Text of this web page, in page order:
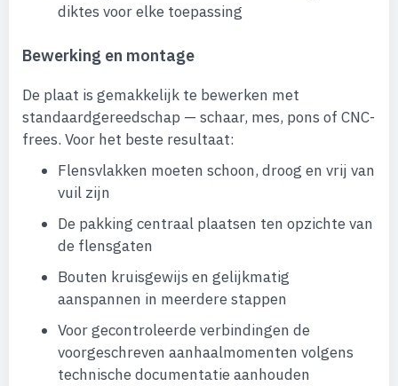
diktes voor elke toepassing
Bewerking en montage
De plaat is gemakkelijk te bewerken met
standaardgereedschap — schaar, mes, pons of CNC-
frees. Voor het beste resultaat:
Flensvlakken moeten schoon, droog en vrij van
vuil zijn
De pakking centraal plaatsen ten opzichte van
de flensgaten
Bouten kruisgewijs en gelijkmatig
aanspannen in meerdere stappen
Voor gecontroleerde verbindingen de
voorgeschreven aanhaalmomenten volgens
technische documentatie aanhouden